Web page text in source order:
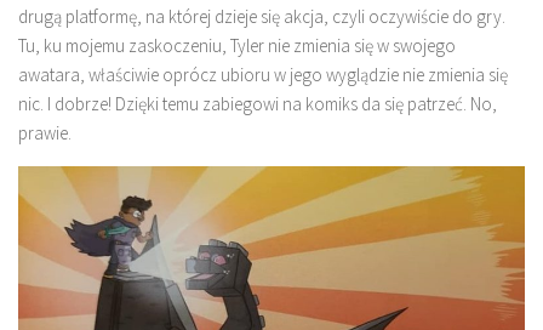
drugą platformę, na której dzieje się akcja, czyli oczywiście do gry.
Tu, ku mojemu zaskoczeniu, Tyler nie zmienia się w swojego
awatara, właściwie oprócz ubioru w jego wyglądzie nie zmienia się
nic. I dobrze! Dzięki temu zabiegowi na komiks da się patrzeć. No,
prawie.